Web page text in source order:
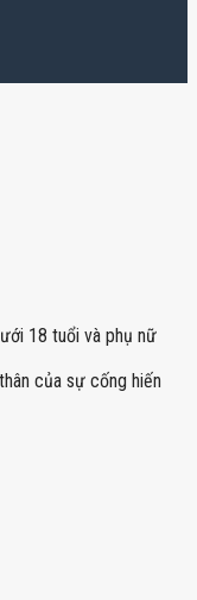
18 tuổi và phụ nữ
của sự cống hiến